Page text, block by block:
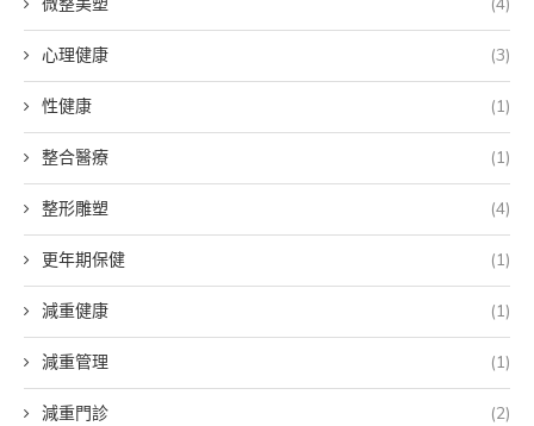
心理健康 (3)
性健康 (1)
整合醫療 (1)
整形雕塑 (4)
更年期保健 (1)
減重健康 (1)
減重管理 (1)
減重門診 (2)